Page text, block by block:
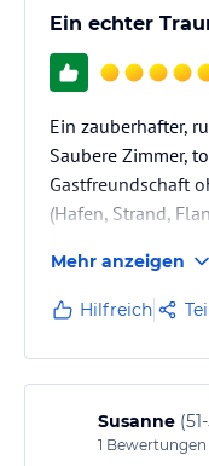
Ein echter
Ein zauberhafter,
Saubere Zimmer,
Gastfreundschaft
(Hafen, Strand,
Einfach fabelhaft.
Mehr anzeigen
Hilfreich
Susanne (
1 Bewertungen